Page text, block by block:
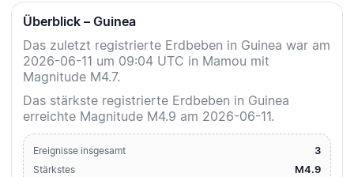
Überblick – Guinea
Das zuletzt registrierte Erdbeben in Guinea war am
2026-06-11 um 09:04 UTC in Mamou mit
Magnitude M4.7.
Das stärkste registrierte Erdbeben in Guinea
erreichte Magnitude M4.9 am 2026-06-11.
Ereignisse insgesamt 3
Stärkstes M4.9